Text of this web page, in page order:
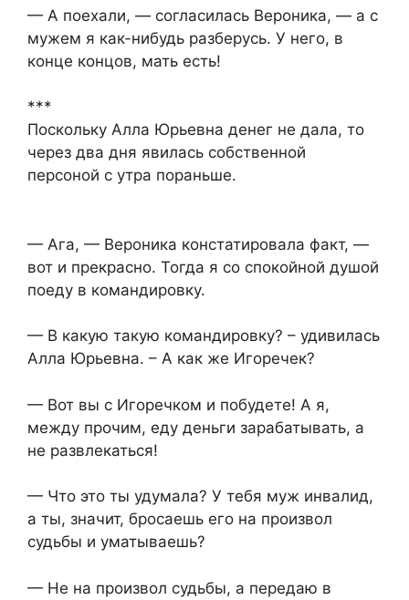
— А поехали, — согласилась Вероника, — а с
мужем я как-нибудь разберусь. У него, в
конце концов, мать есть!
***
Поскольку Алла Юрьевна денег не дала, то
через два дня явилась собственной
персоной с утра пораньше.
— Ага, — Вероника констатировала факт, —
вот и прекрасно. Тогда я со спокойной душой
поеду в командировку.
— В какую такую командировку? – удивилась
Алла Юрьевна. – А как же Игоречек?
— Вот вы с Игоречком и побудете! А я,
между прочим, еду деньги зарабатывать, а
не развлекаться!
— Что это ты удумала? У тебя муж инвалид,
а ты, значит, бросаешь его на произвол
судьбы и уматываешь?
— Не на произвол судьбы, а передаю в